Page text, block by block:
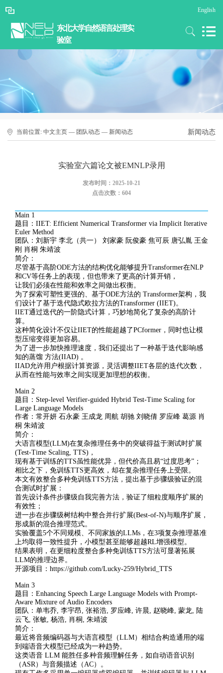
东北大学自然语言处理实
验室
English
当前位置: 中文主页 — 团队动态 — 新闻动态 新闻动态
实验室六篇论文被EMNLP录用
发布时间：2025-10-21
点击次数： 604
Main 1
题目：IIET: Efficient Numerical Transformer via Implicit Iterative
Euler Method
团队：刘新宇 李北（共一） 刘家豪 阮俊豪 焦可辰 唐弘胤 王金
刚 肖桐 朱靖波
简介：
尽管基于高阶ODE方法的结构优化能够提升Transformer在NLP
和CV等任务上的表现，但也带来了更高的计算开销，
让我们必须在性能和效率之间做出权衡。
为了探索可塑性更强的、基于ODE方法的 Transformer架构，我
们设计了基于迭代隐式欧拉方法的Transformer (IIET)。
IIET通过迭代的一阶隐式计算，巧妙地简化了复杂的高阶计
算。
这种简化设计不仅让IIET的性能超越了PCformer，同时也让模
型压缩变得更加容易。
为了进一步加快推理速度，我们还提出了一种基于迭代影响感
知的蒸馏 方法(IIAD) 。
IIAD允许用户根据计算资源，灵活调整IIET各层的迭代次数，
从而在性能与效率之间实现更加理想的权衡。
Main 2
题目：Step-level Verifier-guided Hybrid Test-Time Scaling for
Large Language Models
作者：常开妍 石永豪 王成龙 周航 胡驰 刘晓倩 罗应峰 葛源 肖
桐 朱靖波
简介：
大语言模型(LLM)在复杂推理任务中的突破得益于测试时扩展
(Test-Time Scaling, TTS)，
现有基于训练的TTS虽性能优异，但代价高且易“过度思考”；
相比之下，免训练TTS更高效，却在复杂推理任务上受限。
本文有效整合多种免训练TTS方法，提出基于步骤级验证的混
合测试时扩展：
首先设计条件步骤级自我完善方法，验证了细粒度顺序扩展的
有效性；
进一步在步骤级树结构中整合并行扩展(Best-of-N)与顺序扩展，
形成新的混合推理范式。
实验覆盖5个不同规模、不同家族的LLMs，在3项复杂推理基准
上均取得一致性提升，小模型甚至能够超越RL增强模型。
结果表明，在更细粒度整合多种免训练TTS方法可显著拓展
LLM的推理边界。
开源项目：https://github.com/Lucky-259/Hybrid_TTS
Main 3
题目：Enhancing Speech Large Language Models with Prompt-
Aware Mixture of Audio Encoders
团队：单韦乔, 李宇昂, 张裕浩, 罗应峰, 许晨, 赵晓峰, 蒙龙, 陆
云飞, 张敏, 杨浩, 肖桐, 朱靖波
简介：
最近将音频编码器与大语言模型（LLM）相结合构造通用的端
到端语音大模型已经成为一种趋势。
这类语音 LLM 能胜任多种音频理解任务，如自动语音识别
（ASR）与音频描述（AC）。